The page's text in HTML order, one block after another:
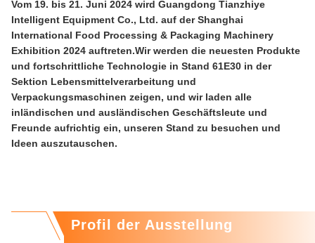
Vom 19. bis 21. Juni 2024 wird Guangdong Tianzhiye
Intelligent Equipment Co., Ltd. auf der Shanghai
International Food Processing & Packaging Machinery
Exhibition 2024 auftreten.Wir werden die neuesten Produkte
und fortschrittliche Technologie in Stand 61E30 in der
Sektion Lebensmittelverarbeitung und
Verpackungsmaschinen zeigen, und wir laden alle
inländischen und ausländischen Geschäftsleute und
Freunde aufrichtig ein, unseren Stand zu besuchen und
Ideen auszutauschen.
Profil der Ausstellung